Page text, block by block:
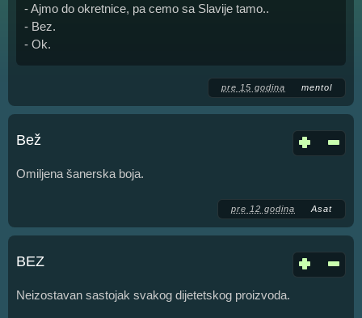
- Ajmo do okretnice, pa cemo sa Slavije tamo..
- Bez.
- Ok.
pre 15 godina mentol
Bež
Omiljena šanerska boja.
pre 12 godina Asat
BEZ
Neizostavan sastojak svakog dijetetskog proizvoda.